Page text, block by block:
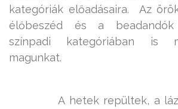
kategóriák előadásaira. Az
élőbeszéd és a
színpadi kategóriában is
magunkat.
A hetek repültek, a